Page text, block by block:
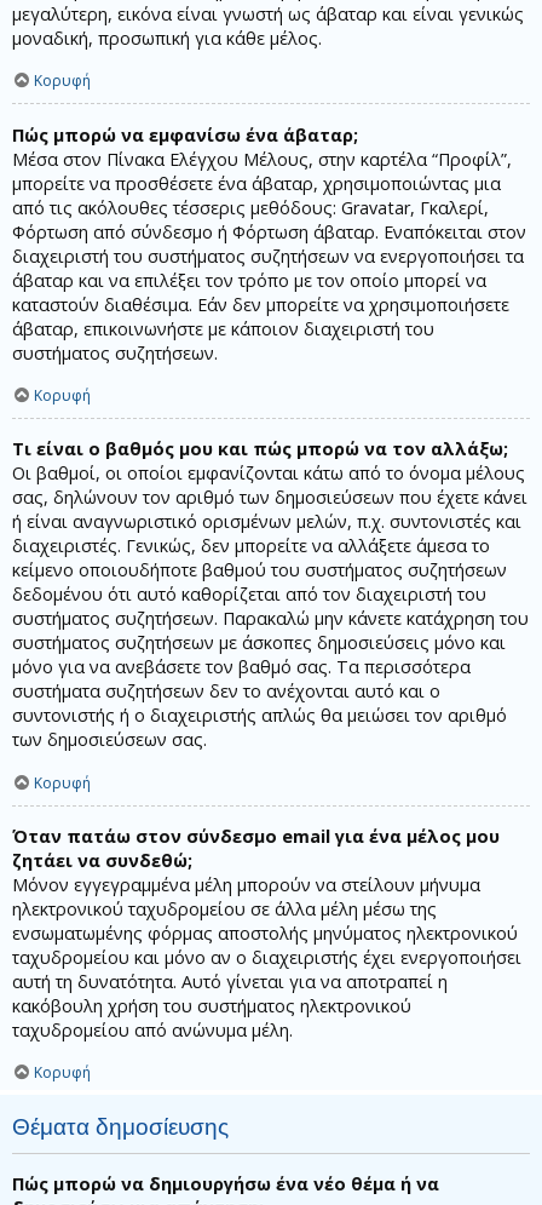
μεγαλύτερη, εικόνα είναι γνωστή ως άβαταρ και είναι γενικώς
μοναδική, προσωπική για κάθε μέλος.
Κορυφή
Πώς μπορώ να εμφανίσω ένα άβαταρ;
Μέσα στον Πίνακα Ελέγχου Μέλους, στην καρτέλα “Προφίλ”,
μπορείτε να προσθέσετε ένα άβαταρ, χρησιμοποιώντας μια
από τις ακόλουθες τέσσερις μεθόδους: Gravatar, Γκαλερί,
Φόρτωση από σύνδεσμο ή Φόρτωση άβαταρ. Εναπόκειται στον
διαχειριστή του συστήματος συζητήσεων να ενεργοποιήσει τα
άβαταρ και να επιλέξει τον τρόπο με τον οποίο μπορεί να
καταστούν διαθέσιμα. Εάν δεν μπορείτε να χρησιμοποιήσετε
άβαταρ, επικοινωνήστε με κάποιον διαχειριστή του
συστήματος συζητήσεων.
Κορυφή
Τι είναι ο βαθμός μου και πώς μπορώ να τον αλλάξω;
Οι βαθμοί, οι οποίοι εμφανίζονται κάτω από το όνομα μέλους
σας, δηλώνουν τον αριθμό των δημοσιεύσεων που έχετε κάνει
ή είναι αναγνωριστικό ορισμένων μελών, π.χ. συντονιστές και
διαχειριστές. Γενικώς, δεν μπορείτε να αλλάξετε άμεσα το
κείμενο οποιουδήποτε βαθμού του συστήματος συζητήσεων
δεδομένου ότι αυτό καθορίζεται από τον διαχειριστή του
συστήματος συζητήσεων. Παρακαλώ μην κάνετε κατάχρηση του
συστήματος συζητήσεων με άσκοπες δημοσιεύσεις μόνο και
μόνο για να ανεβάσετε τον βαθμό σας. Τα περισσότερα
συστήματα συζητήσεων δεν το ανέχονται αυτό και ο
συντονιστής ή ο διαχειριστής απλώς θα μειώσει τον αριθμό
των δημοσιεύσεων σας.
Κορυφή
Όταν πατάω στον σύνδεσμο email για ένα μέλος μου
ζητάει να συνδεθώ;
Μόνον εγγεγραμμένα μέλη μπορούν να στείλουν μήνυμα
ηλεκτρονικού ταχυδρομείου σε άλλα μέλη μέσω της
ενσωματωμένης φόρμας αποστολής μηνύματος ηλεκτρονικού
ταχυδρομείου και μόνο αν ο διαχειριστής έχει ενεργοποιήσει
αυτή τη δυνατότητα. Αυτό γίνεται για να αποτραπεί η
κακόβουλη χρήση του συστήματος ηλεκτρονικού
ταχυδρομείου από ανώνυμα μέλη.
Κορυφή
Θέματα δημοσίευσης
Πώς μπορώ να δημιουργήσω ένα νέο θέμα ή να